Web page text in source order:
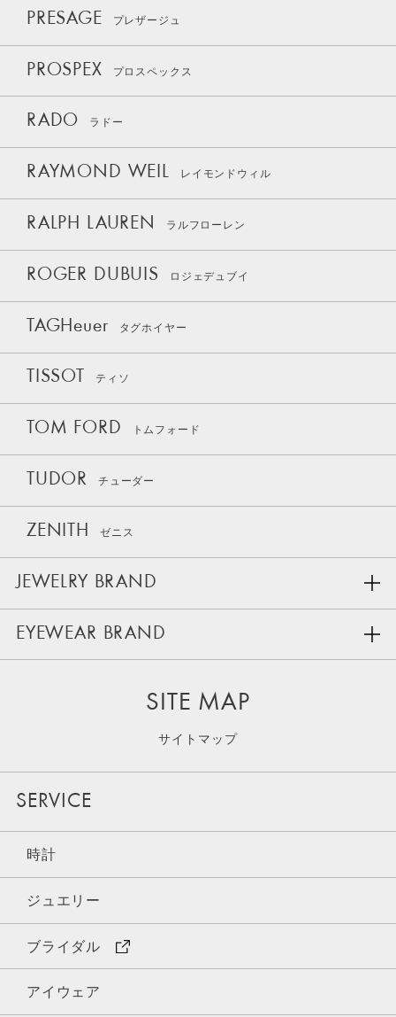
PRESAGE プレザージュ
PROSPEX プロスペックス
RADO ラドー
RAYMOND WEIL レイモンドウィル
RALPH LAUREN ラルフローレン
ROGER DUBUIS ロジェデュブイ
TAGHeuer タグホイヤー
TISSOT ティソ
TOM FORD トムフォード
TUDOR チューダー
ZENITH ゼニス
JEWELRY BRAND
EYEWEAR BRAND
SITE MAP
サイトマップ
SERVICE
時計
ジュエリー
ブライダル
アイウェア